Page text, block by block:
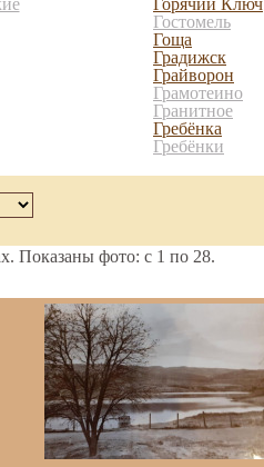
Горячий Ключ
Гостомель
Гоща
Градижск
Грайворон
Грамотеино
Гранитное
Гребёнка
Гребёнки
Показаны фото: с 1 по 28.